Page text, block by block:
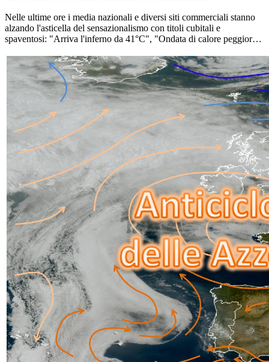
Nelle ultime ore i media nazionali e diversi siti commerciali stanno
alzando l'asticella del sensazionalismo con titoli cubitali e
spaventosi: "Arriva l'inferno da 41°C", "Ondata di calore peggiore
ansia tra i cittadini, ma che purtroppo non si basano su analisi
microclimatiche affidabili per il nostro territorio. Noi di Meteo
Reggio preferiamo fare l'esatto contrario: abbassare i toni, guardare
le mappe e spiegarvi con onestà cosa dicono davvero i modelli
fisico-matematici per la provincia di Reggio Emilia. Carta canta,
andiamo a leggere insieme il grafico degli "Spaghi" GFS aggiornato
a oggi.